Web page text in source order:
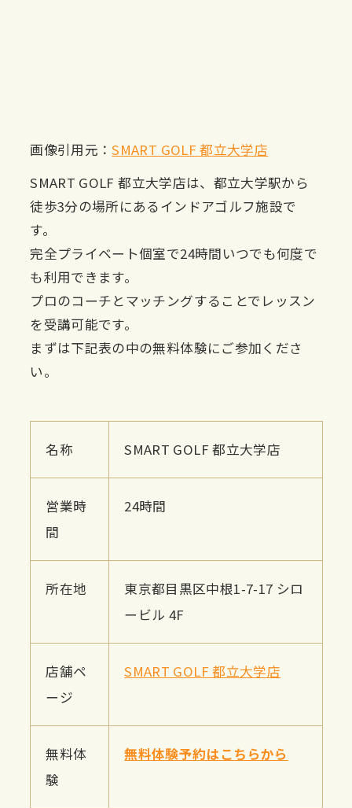
画像引用元：SMART GOLF 都立大学店
SMART GOLF 都立大学店は、都立大学駅から
徒歩3分の場所にあるインドアゴルフ施設で
す。
完全プライベート個室で24時間いつでも何度で
も利用できます。
プロのコーチとマッチングすることでレッスン
を受講可能です。
まずは下記表の中の無料体験にご参加くださ
い。
名称 SMART GOLF 都立大学店
営業時
間
24時間
所在地
東京都目黒区中根1-7-17 シロ
ービル 4F
店舗ペ
ージ
SMART GOLF 都立大学店
無料体
験
無料体験予約はこちらから